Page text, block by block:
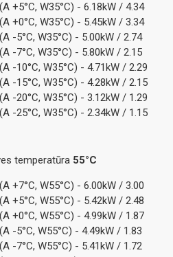
+5°C, W35°C) - 6.18kW / 4.34
+0°C, W35°C) - 5.45kW / 3.34
-5°C, W35°C) - 5.00kW / 2.74
-7°C, W35°C) - 5.80kW / 2.15
-10°C, W35°C) - 4.71kW / 2.29
-15°C, W35°C) - 4.28kW / 2.15
-20°C, W35°C) - 3.12kW / 1.29
-25°C, W35°C) - 2.34kW / 1.15
temperatūra 55°C
+7°C, W55°C) - 6.00kW / 3.00
+5°C, W55°C) - 5.42kW / 2.48
+0°C, W55°C) - 4.99kW / 1.87
-5°C, W55°C) - 4.49kW / 1.83
-7°C, W55°C) - 5.41kW / 1.72